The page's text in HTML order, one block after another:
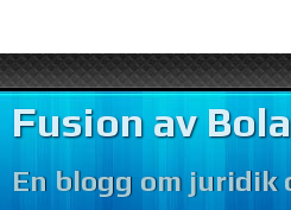
BOLAGSFUSION
VÅR VERKSAMHET
BOKFÖRING
Fusion av
En blogg om juridik